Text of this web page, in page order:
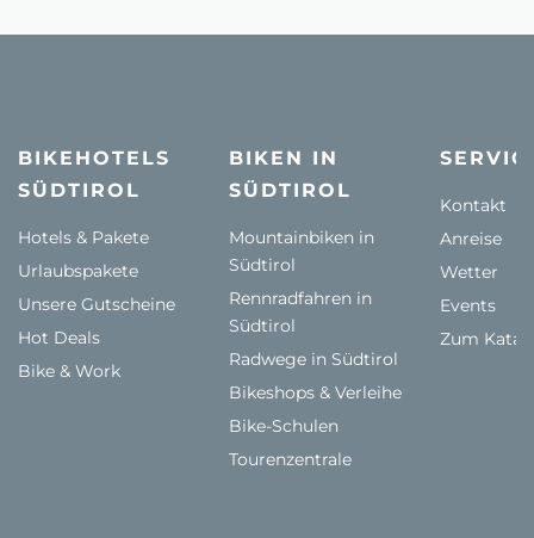
BIKEHOTELS
SÜDTIROL
Hotels & Pakete
Urlaubspakete
Unsere Gutscheine
Hot Deals
Bike & Work
BIKEN IN
SÜDTIROL
Mountainbiken in
Südtirol
Rennradfahren in
Südtirol
Radwege in Südtirol
Bikeshops & Verleihe
Bike-Schulen
Tourenzentrale
Kontakt
Anreise
Wetter
Events
Zum